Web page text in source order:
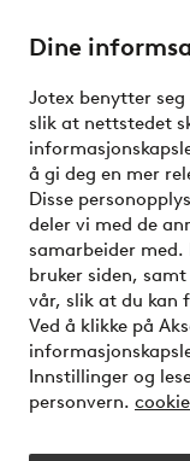
Dine
Jotex benytter
slik at nettstedet
å gi deg en mer
Disse
deler vi med de
samarbeider
bruker siden,
vår, slik at du kan
Ved å klikke på
Innstillinger og
personvern.
Venner
Sikre
Vil du vite